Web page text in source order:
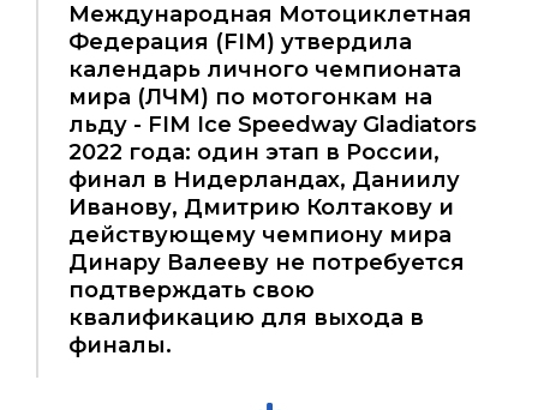
Международная Мотоциклетная
Федерация (FIM) утвердила
календарь личного чемпионата
мира (ЛЧМ) по мотогонкам на
льду - FIM Ice Speedway Gladiators
2022 года: один этап в России,
финал в Нидерландах, Даниилу
Иванову, Дмитрию Колтакову и
действующему чемпиону мира
Динару Валееву не потребуется
подтверждать свою
квалификацию для выхода в
финалы.